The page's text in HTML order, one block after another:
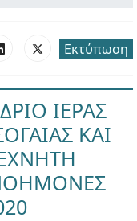
Εκτύπωση
ΙΕΡΑΣ
ΚΑΙ